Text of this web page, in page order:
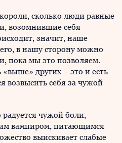
сколько люди равные
возомнившие себя
значит, наше
в нашу сторону можно
пока мы это позволяем.
других – это и есть
возвысить себя за чужой
чужой боли,
вампиром, питающимся
выискивает слабые